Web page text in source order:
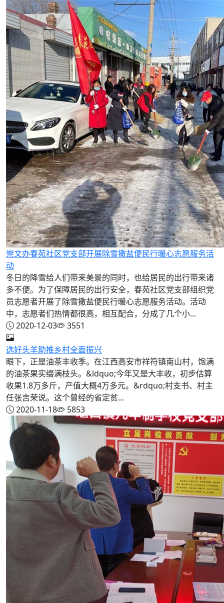
崇文办春苑社区党支部开展除雪撒盐便民行暖心志愿服务活
动
冬日的降雪给人们带来美景的同时，也给居民的出行带来诸
多不便。为了保障居民的出行安全，春苑社区党支部组织党
员志愿者开展了除雪撒盐便民行暖心志愿服务活动。活动
中，志愿者们热情都很高，相互配合，分成了几个小...
2020-12-03
3551
选好头羊助推乡村全面振兴
眼下，正是油茶丰收季。在江西高安市祥符镇南山村，饱满
的油茶果实缀满枝头。&ldquo;今年又是大丰收，初步估算
收果1.8万多斤，产值大概4万多元。&rdquo;村支书、村主
任张吉荣说。这个曾经的省定贫...
2020-11-18
5853